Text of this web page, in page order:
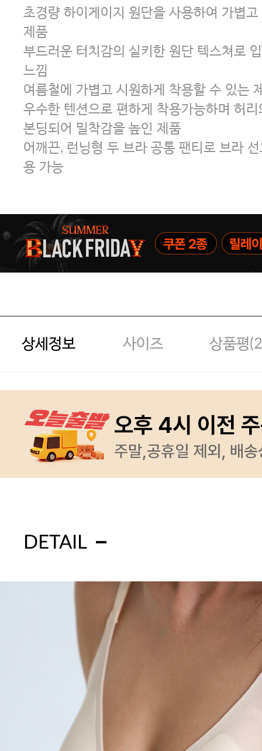
초경량 하이게이지 원단을 사용하여 가볍
제품
부드러운 터치감의 실키한 원단 텍스쳐로
느낌
여름철에 가볍고 시원하게 착용할 수 있는
우수한 텐션으로 편하게 착용가능하며 허
본딩되어 밀착감을 높인 제품
어깨끈, 런닝형 두 브라 공통 팬티로 브라
용 가능
상세정보 사이즈 상품평(2
DETAIL